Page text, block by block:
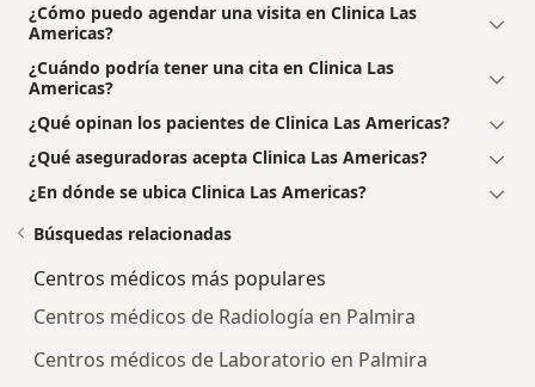
¿Cómo puedo agendar una visita en Clinica Las
Americas?
¿Cuándo podría tener una cita en Clinica Las
Americas?
¿Qué opinan los pacientes de Clinica Las Americas?
¿Qué aseguradoras acepta Clinica Las Americas?
¿En dónde se ubica Clinica Las Americas?
Búsquedas relacionadas
Centros médicos más populares
Centros médicos de Radiología en Palmira
Centros médicos de Laboratorio en Palmira